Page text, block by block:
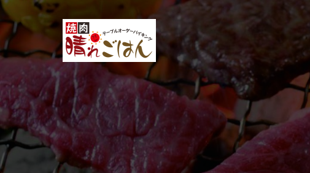
コ
ン
テ
ン
ス
キ
ッ
プ